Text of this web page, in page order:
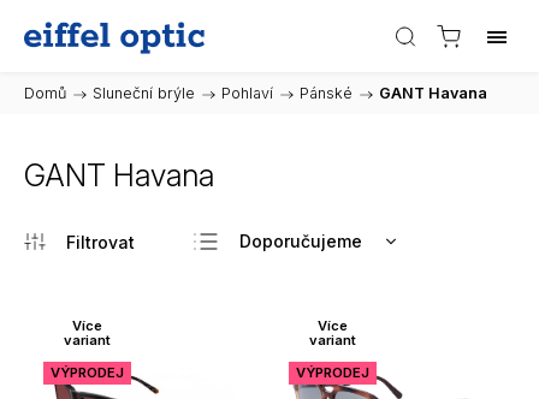
Domů / Sluneční brýle / Pohlaví / Pánské / GANT Havana
GANT Havana
Doporučujeme
Nejdražší
Abecedně
Více
variant
VÝPRODEJ
Více
variant
VÝPRODEJ